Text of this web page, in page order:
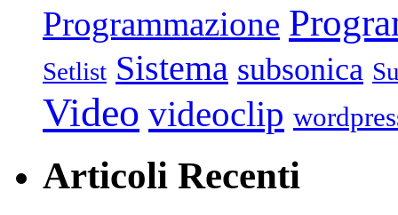
Programmazione
Setlist Sistema subsonica
Video videoclip
Articoli Recenti